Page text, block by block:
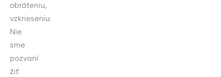
obráteniu,
vzkrieseniu.
Nie
sme
pozvaní
žiť